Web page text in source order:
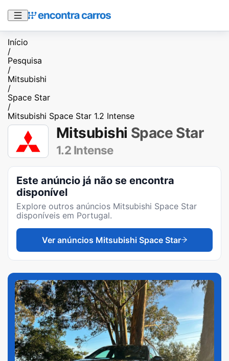
Início
/
Pesquisa
/
Mitsubishi
/
Space Star
/
Mitsubishi Space Star 1.2 Intense
Mitsubishi Space Star
1.2 Intense
Este anúncio já não se encontra
disponível
Explore outros anúncios Mitsubishi Space Star
disponíveis em Portugal.
Ver anúncios Mitsubishi Space Star